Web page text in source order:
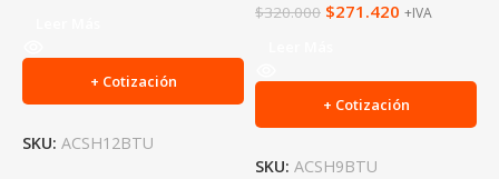
+ Cotización
SKU: ACSH12BTU
$320.000 $271.420 +IVA
+ Cotización
SKU: ACSH9BTU